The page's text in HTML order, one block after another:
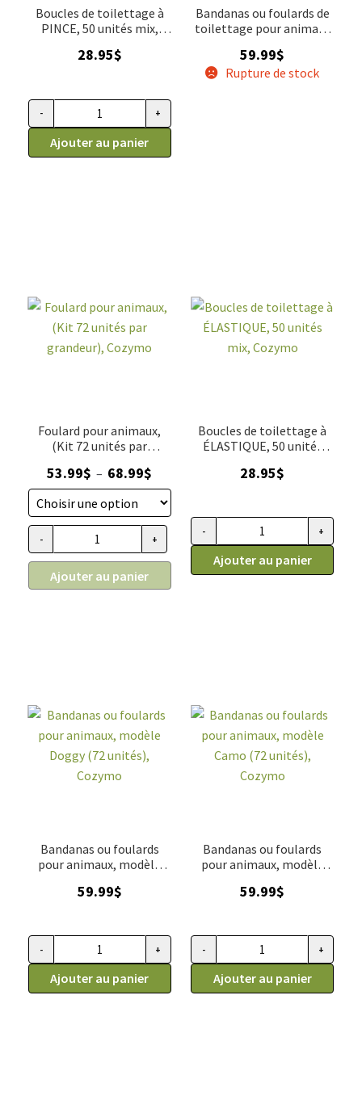
Boucles de toilettage à
PINCE, 50 unités mix,
28.95$
quantité de Boucles de toilettage à PINCE, 50 unités mix,
- +
Ajouter au panier
Bandanas ou foulards de
toilettage pour animaux
unités), Cozymo
59.99$
Rupture de stock
Foulard pour animaux,
(Kit 72 unités par
53.99$ – 68.99$
de
prix :
53.99$
à
quantité de Foulard pour animaux, (Kit 72 unités par
- +
Ajouter au panier
Boucles de toilettage à
ÉLASTIQUE, 50 unités
28.95$
quantité de Boucles de
- +
Ajouter au panier
Bandanas ou foulards
pour animaux, modèle
Cozymo
59.99$
quantité de Bandanas ou foulards pour animaux, modèle
- +
Ajouter au panier
Bandanas ou foulards
pour animaux, modèle
Cozymo
59.99$
quantité de Bandanas ou
- +
Ajouter au panier